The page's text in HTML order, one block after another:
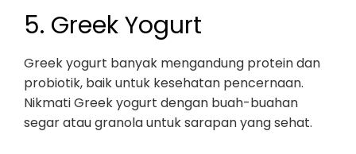
5. Greek Yogurt
Greek yogurt banyak mengandung protein dan
probiotik, baik untuk kesehatan pencernaan.
Nikmati Greek yogurt dengan buah-buahan
segar atau granola untuk sarapan yang sehat.